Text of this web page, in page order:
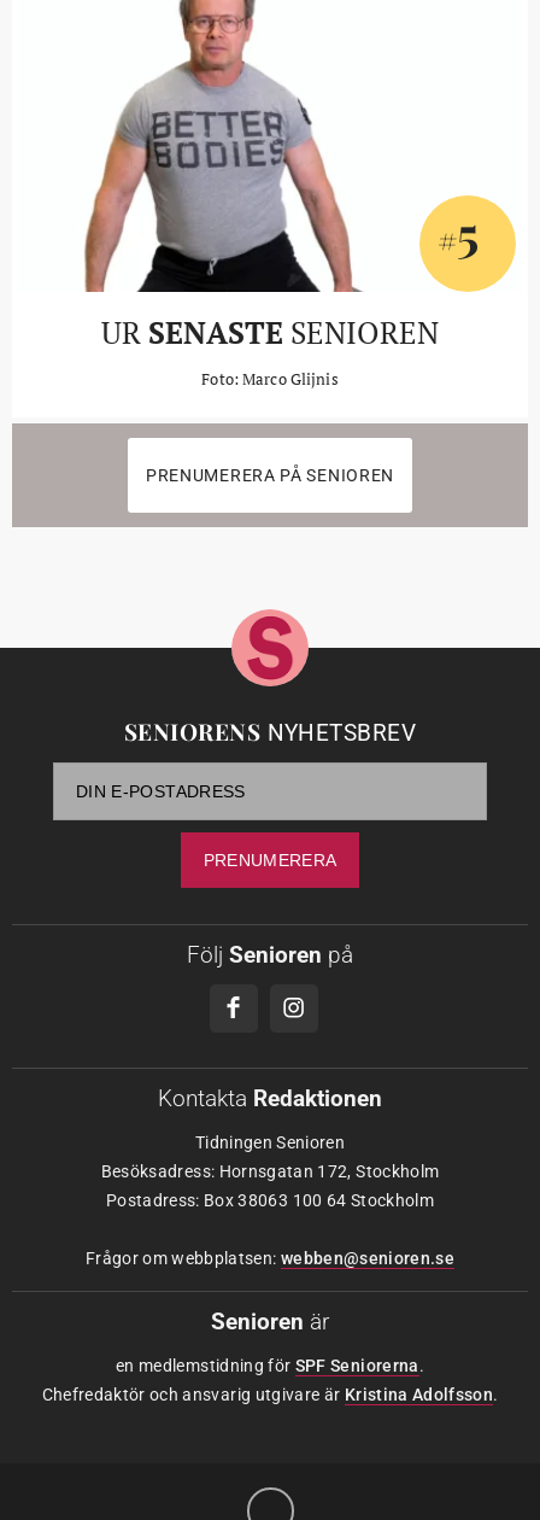
#5
UR SENASTE SENIOREN
Foto: Marco Glijnis
PRENUMERERA PÅ SENIOREN
SENIORENS NYHETSBREV
Följ Senioren på
Kontakta Redaktionen
Tidningen Senioren
Besöksadress: Hornsgatan 172, Stockholm
Postadress: Box 38063 100 64 Stockholm
Frågor om webbplatsen: webben@senioren.se
Senioren är
en medlemstidning för SPF Seniorerna.
Chefredaktör och ansvarig utgivare är Kristina Adolfsson.